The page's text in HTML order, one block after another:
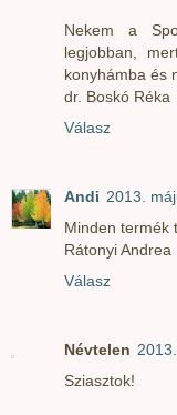
Nekem a
legjobban,
konyhámba és
dr. Boskó Réka
Válasz
Andi 2013.
Minden termék
Rátonyi Andrea
Válasz
Névtelen
Sziasztok!